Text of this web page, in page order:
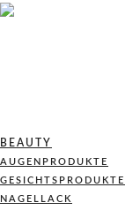
BEAUTY
AUGENPRODUKTE
GESICHTSPRODUKTE
NAGELLACK